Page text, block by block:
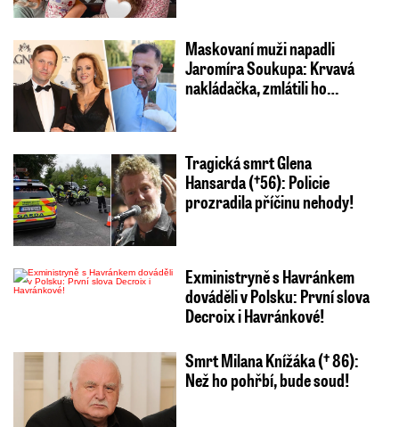
Maskovaní muži napadli
Jaromíra Soukupa: Krvavá
nakládačka, zmlátili ho…
Tragická smrt Glena
Hansarda (†56): Policie
prozradila příčinu nehody!
Exministryně s Havránkem
dováděli v Polsku: První slova
Decroix i Havránkové!
Smrt Milana Knížáka († 86):
Než ho pohřbí, bude soud!